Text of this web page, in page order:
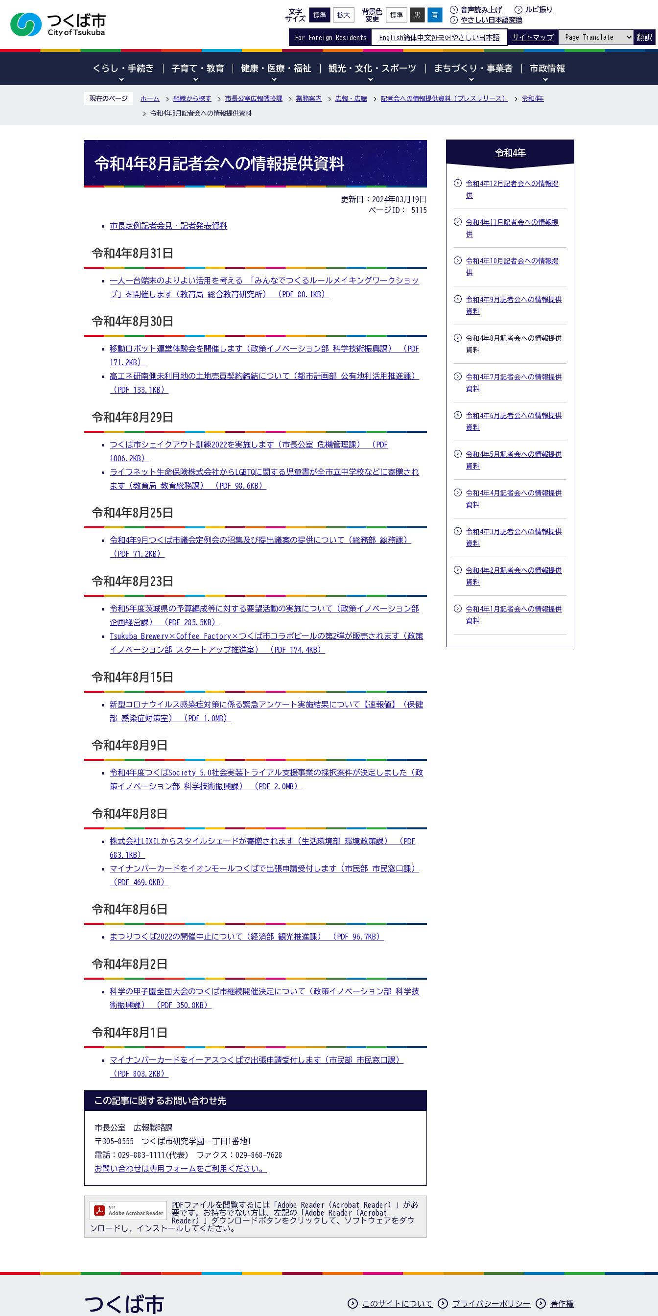
文字
サイズ
背景色
変更
音声読み上げ
ルビ振り
やさしい日本語変換
For Foreign Residents English簡体中文한국어 やさしい日本語 サイトマップ 翻訳
くらし・手続き 子育て・教育 健康・医療・福祉 観光・文化・スポーツ まちづくり・事業者 市政情報
現在のページ ホーム 組織から探す 市長公室広報戦略課 業務案内 広報・広聴 記者会への情報提供資料（プレスリリース） 令和4年
令和4年8月記者会への情報提供資料
令和4年8月記者会への情報提供資料
更新日：2024年03月19日
ページID：
5115
市長定例記者会見・記者発表資料
令和4年8月31日
一人一台端末のよりよい活用を考える 「みんなでつくるルールメイキングワークショッ
プ」を開催します（教育局 総合教育研究所） （PDF 80.1KB）
令和4年8月30日
移動ロボット運営体験会を開催します（政策イノベーション部 科学技術振興課） （PDF
171.2KB）
高エネ研南側未利用地の土地売買契約締結について（都市計画部 公有地利活用推進課）
（PDF 133.1KB）
令和4年8月29日
つくば市シェイクアウト訓練2022を実施します（市長公室 危機管理課） （PDF
1006.2KB）
ライフネット生命保険株式会社からLGBTQに関する児童書が全市立中学校などに寄贈され
ます（教育局 教育総務課） （PDF 98.6KB）
令和4年8月25日
令和4年9月つくば市議会定例会の招集及び提出議案の提供について（総務部 総務課）
（PDF 71.2KB）
令和4年8月23日
令和5年度茨城県の予算編成等に対する要望活動の実施について（政策イノベーション部
企画経営課） （PDF 285.5KB）
Tsukuba Brewery×Coffee Factory×つくば市コラボビールの第2弾が販売されます（政策
イノベーション部 スタートアップ推進室） （PDF 174.4KB）
令和4年8月15日
新型コロナウイルス感染症対策に係る緊急アンケート実施結果について【速報値】（保健
部 感染症対策室） （PDF 1.0MB）
令和4年8月9日
令和4年度つくばSociety 5.0社会実装トライアル支援事業の採択案件が決定しました（政
策イノベーション部 科学技術振興課） （PDF 2.0MB）
令和4年8月8日
株式会社LIXILからスタイルシェードが寄贈されます（生活環境部 環境政策課） （PDF
683.1KB）
マイナンバーカードをイオンモールつくばで出張申請受付します（市民部 市民窓口課）
（PDF 469.0KB）
令和4年8月6日
まつりつくば2022の開催中止について（経済部 観光推進課） （PDF 96.7KB）
令和4年8月2日
科学の甲子園全国大会のつくば市継続開催決定について（政策イノベーション部 科学技
術振興課） （PDF 350.8KB）
令和4年8月1日
マイナンバーカードをイーアスつくばで出張申請受付します（市民部 市民窓口課）
（PDF 803.2KB）
この記事に関するお問い合わせ先
市長公室 広報戦略課
〒305-8555 つくば市研究学園一丁目1番地1
電話：029-883-1111(代表) ファクス：029-868-7628
お問い合わせは専用フォームをご利用ください。
PDFファイルを閲覧するには「Adobe Reader（Acrobat Reader）」が必
要です。お持ちでない方は、左記の「Adobe Reader（Acrobat
Reader）」ダウンロードボタンをクリックして、ソフトウェアをダウ
ンロードし、インストールしてください。
令和4年
令和4年12月記者会への情報提
供
令和4年11月記者会への情報提
供
令和4年10月記者会への情報提
供
令和4年9月記者会への情報提供
資料
令和4年8月記者会への情報提供
資料
令和4年7月記者会への情報提供
資料
令和4年6月記者会への情報提供
資料
令和4年5月記者会への情報提供
資料
令和4年4月記者会への情報提供
資料
令和4年3月記者会への情報提供
資料
令和4年2月記者会への情報提供
資料
令和4年1月記者会への情報提供
資料
つくば市 このサイトについて プライバシーポリシー 著作権